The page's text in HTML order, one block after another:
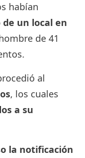
habían
un local en
de 41
al
, los cuales
a su
la notificación